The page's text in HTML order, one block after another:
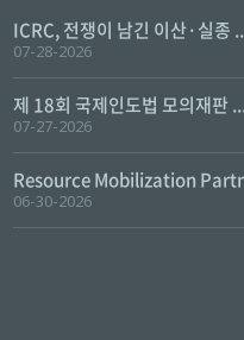
ICRC, 전쟁이 남긴 이산·실종
07-28-2026
제 18회 국제인도법 모의재판
07-27-2026
Resource Mobilization
06-30-2026